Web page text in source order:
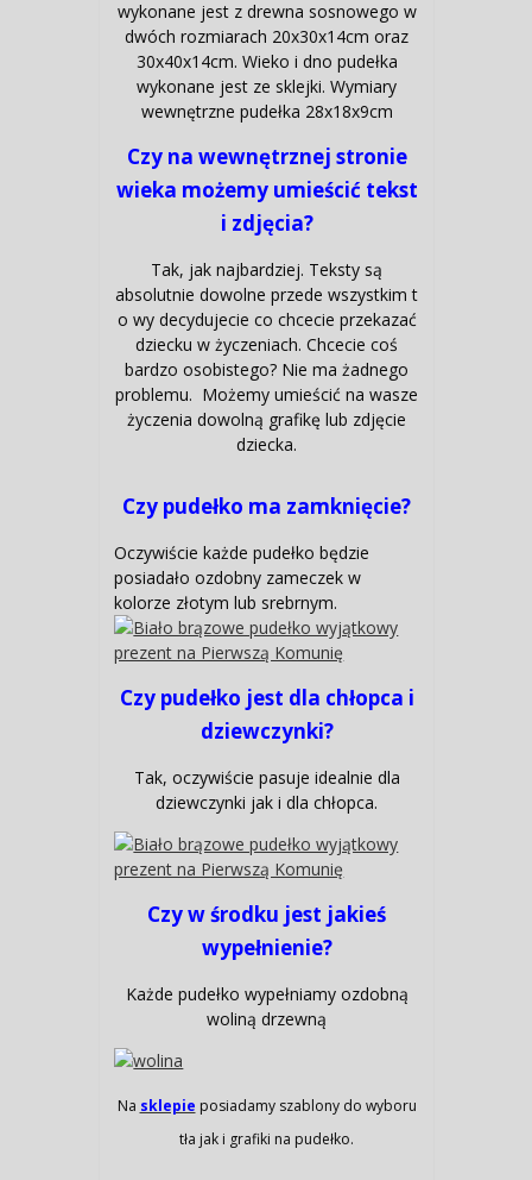
wykonane jest z drewna sosnowego w
dwóch rozmiarach 20x30x14cm oraz
30x40x14cm. Wieko i dno pudełka
wykonane jest ze sklejki. Wymiary
wewnętrzne pudełka 28x18x9cm
Czy na wewnętrznej stronie
wieka możemy umieścić tekst
i zdjęcia?
Tak, jak najbardziej. Teksty są
absolutnie dowolne przede wszystkim t
o wy decydujecie co chcecie przekazać
dziecku w życzeniach. Chcecie coś
bardzo osobistego? Nie ma żadnego
problemu. Możemy umieścić na wasze
życzenia dowolną grafikę lub zdjęcie
dziecka.
Czy pudełko ma zamknięcie?
Oczywiście każde pudełko będzie
posiadało ozdobny zameczek w
kolorze złotym lub srebrnym.
Czy pudełko jest dla chłopca i
dziewczynki?
Tak, oczywiście pasuje idealnie dla
dziewczynki jak i dla chłopca.
Czy w środku jest jakieś
wypełnienie?
Każde pudełko wypełniamy ozdobną
woliną drzewną
Na sklepie posiadamy szablony do wyboru
tła jak i grafiki na pudełko.